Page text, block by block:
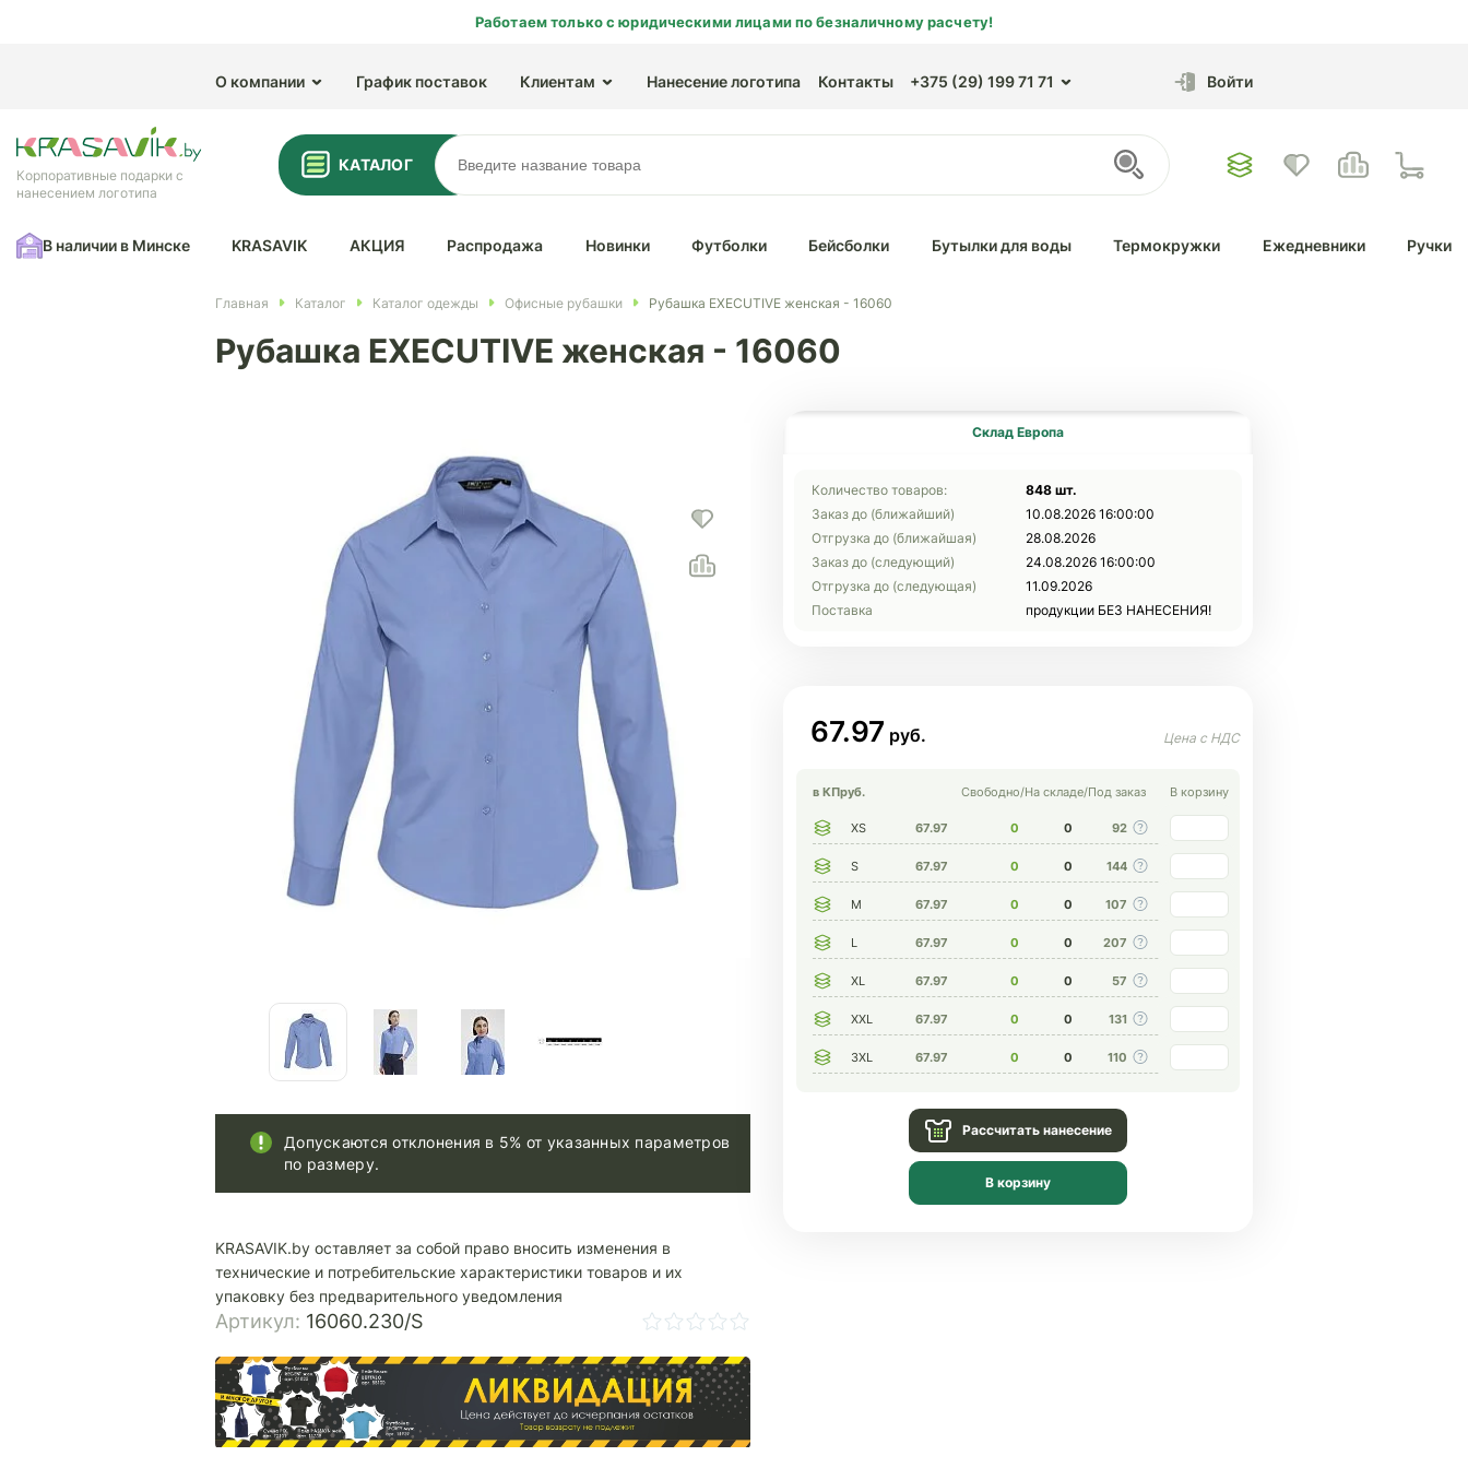
Работаем только с юридическими лицами по безналичному расчету!
О компании График поставок Клиентам Нанесение логотипа Контакты +375 (29) 199 71 71 Войти
Корпоративные подарки с
нанесением логотипа
КАТАЛОГ
В наличии в Минске KRASAVIK АКЦИЯ Распродажа Новинки Футболки Бейсболки Бутылки для воды Термокружки Ежедневники Ручки
Главная Каталог Каталог одежды Офисные рубашки Рубашка EXECUTIVE женская - 16060
Рубашка EXECUTIVE женская - 16060
Допускаются отклонения в 5% от указанных параметров
по размеру.
KRASAVIK.by оставляет за собой право вносить изменения в
технические и потребительские характеристики товаров и их
упаковку без предварительного уведомления
Артикул: 16060.230/S
Склад Европа
Количество товаров:
848 шт.
Заказ до (ближайший)
10.08.2026 16:00:00
Отгрузка до (ближайшая)
28.08.2026
Заказ до (следующий)
24.08.2026 16:00:00
Отгрузка до (следующая)
11.09.2026
Поставка
продукции БЕЗ НАНЕСЕНИЯ!
67.97
в КПруб. Свободно/На складе/Под заказ В корзину
XS 67.97 0 0 92
S 67.97 0 0 144
M 67.97 0 0 107
L 67.97 0 0 207
XL 67.97 0 0 57
XXL 67.97 0 0 131
3XL 67.97 0 0 110
Рассчитать нанесение
В корзину